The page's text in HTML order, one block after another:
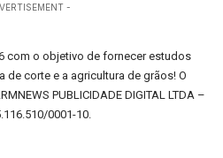
-
com o objetivo de fornecer estudos
de corte e a agricultura de grãos! O
PUBLICIDADE DIGITAL LTDA –
0001-10.